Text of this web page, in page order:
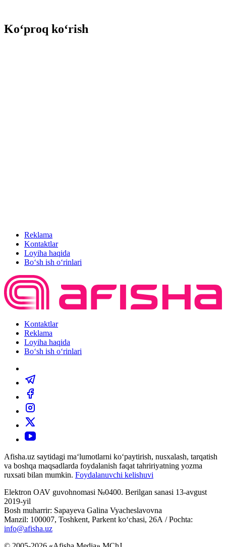
Ko‘proq ko‘rish
Reklama
Kontaktlar
Loyiha haqida
Bo‘sh ish o‘rinlari
Kontaktlar
Reklama
Loyiha haqida
Bo‘sh ish o‘rinlari
Afisha.uz saytidagi ma‘lumotlarni ko‘paytirish, nusxalash, tarqatish
va boshqa maqsadlarda foydalanish faqat tahririyatning yozma
ruxsati bilan mumkin. Foydalanuvchi kelishuvi
Elektron OAV guvohnomasi №0400. Berilgan sanasi 13-avgust
2019-yil
Bosh muharrir: Sapayeva Galina Vyacheslavovna
Manzil: 100007, Toshkent, Parkent ko‘chasi, 26А / Pochta:
info@afisha.uz